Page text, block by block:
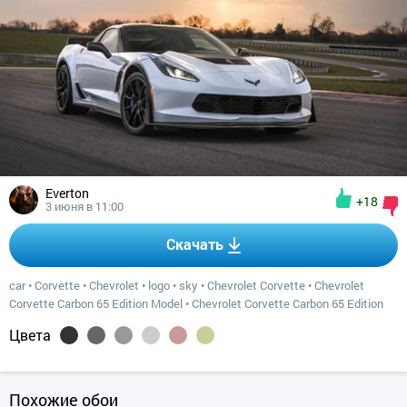
Everton
3 июня в 11:00 +18
Скачать
car•Corvette •Chevrolet • logo • sky •Chevrolet Corvette •Chevrolet
Corvette Carbon 65 Edition Model •Chevrolet Corvette Carbon 65 Edition
Цвета
Похожие обои